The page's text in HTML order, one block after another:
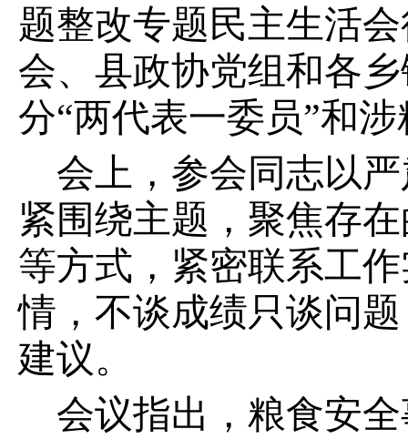
题整改专题民主生活
会、县政协党组和各
分“两代表一委员”和
会上，参会同志以
紧围绕主题，聚焦存
等方式，紧密联系工
情，不谈成绩只谈问
建议。
会议指出， 粮食安